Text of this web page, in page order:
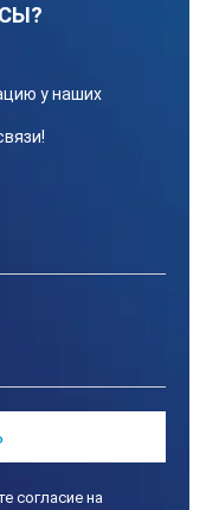
у наших
согласие на